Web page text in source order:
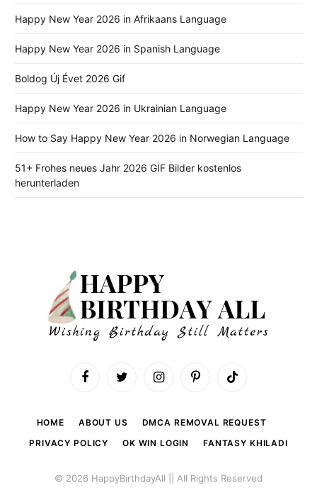
Happy New Year 2026 in Afrikaans Language
Happy New Year 2026 in Spanish Language
Boldog Új Évet 2026 Gif
Happy New Year 2026 in Ukrainian Language
How to Say Happy New Year 2026 in Norwegian Language
51+ Frohes neues Jahr 2026 GIF Bilder kostenlos
herunterladen
FacebookTwitter InstagramPinterestTikTok
HOME ABOUT US
DMCA REMOVAL REQUEST
PRIVACY POLICY
OK WIN LOGIN FANTASY KHILADI
© 2026 HappyBirthdayAll || All Rights Reserved